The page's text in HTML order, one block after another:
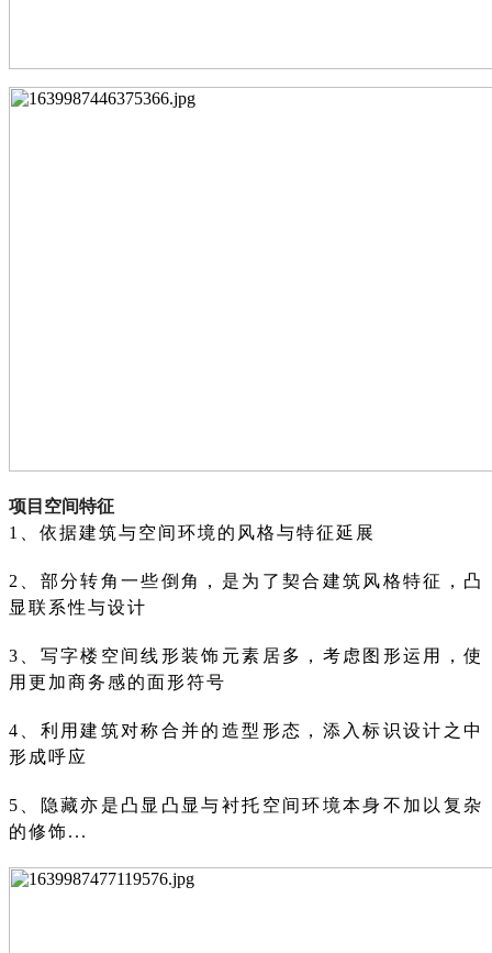
项目空间特征
1、依据建筑与空间环境的风格与特征延展
2、部分转⻆⼀些倒⻆，是为了契合建筑风格特征，凸
显联系性与设计
3、写字楼空间线形装饰元素居多，考虑图形运用，使
用更加商务感的面形符号
4、利用建筑对称合并的造型形态，添入标识设计之中
形成呼应
5、隐藏亦是凸显凸显与衬托空间环境本身不加以复杂
的修饰...